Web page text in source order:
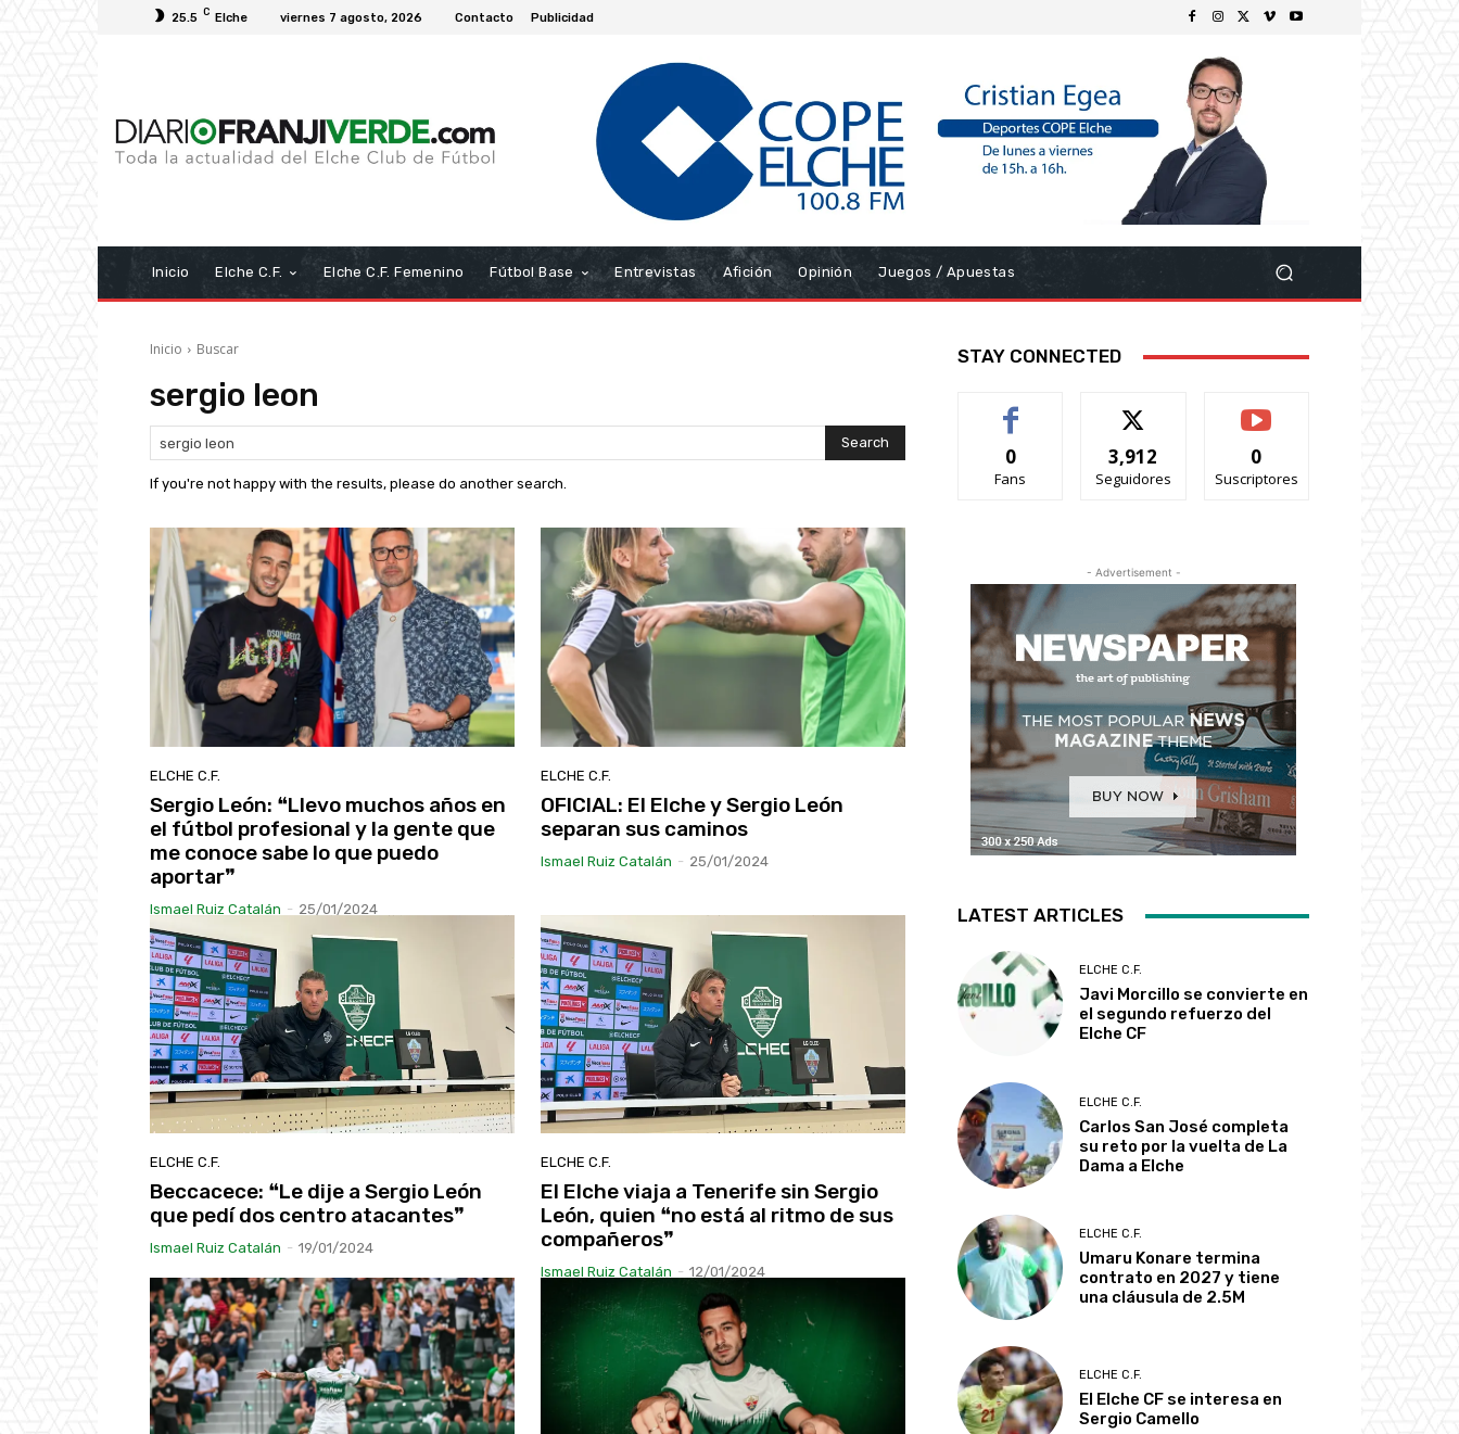
25.5 C Elche viernes 7 agosto, 2026 Contacto Publicidad
Inicio Elche C.F. Elche C.F. Femenino Fútbol Base Entrevistas Afición Opinión Juegos / Apuestas
Inicio Buscar
sergio leon
Search
If you're not happy with the results, please do another search.
ELCHE C.F.
Sergio León: ❝Llevo muchos años en
el fútbol profesional y la gente que
me conoce sabe lo que puedo
aportar❞
Ismael Ruiz Catalán - 25/01/2024
ELCHE C.F.
OFICIAL: El Elche y Sergio León
separan sus caminos
Ismael Ruiz Catalán - 25/01/2024
ELCHE C.F.
Beccacece: ❝Le dije a Sergio León
que pedí dos centro atacantes❞
Ismael Ruiz Catalán - 19/01/2024
ELCHE C.F.
El Elche viaja a Tenerife sin Sergio
León, quien ❝no está al ritmo de sus
compañeros❞
Ismael Ruiz Catalán - 12/01/2024
STAY CONNECTED
0
Fans
3,912
Seguidores
0
Suscriptores
- Advertisement -
LATEST ARTICLES
ELCHE C.F.
Javi Morcillo se convierte en
el segundo refuerzo del
Elche CF
ELCHE C.F.
Carlos San José completa
su reto por la vuelta de La
Dama a Elche
ELCHE C.F.
Umaru Konare termina
contrato en 2027 y tiene
una cláusula de 2.5M
ELCHE C.F.
El Elche CF se interesa en
Sergio Camello